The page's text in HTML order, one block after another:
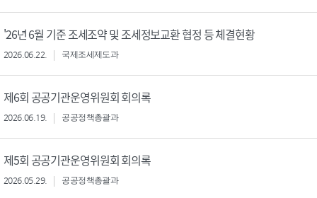
'26년 6월 기준 조세조약 및 조세정보교환 협정 등 체결현황
2026.06.22. 국제조세제도과
제6회 공공기관운영위원회 회의록
2026.06.19. 공공정책총괄과
제5회 공공기관운영위원회 회의록
2026.05.29. 공공정책총괄과